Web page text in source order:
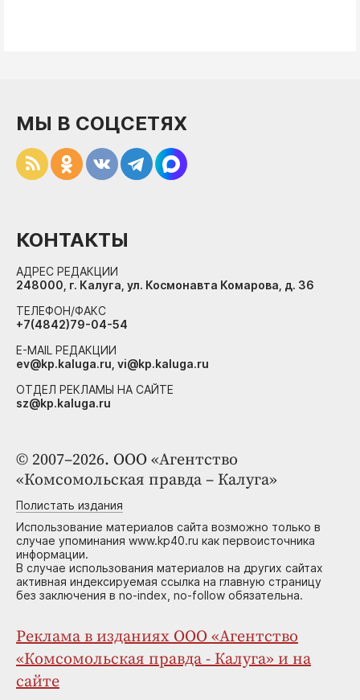
© 2007–2026. ООО «Агентство
«Комсомольская правда – Калуга»
Полистать издания
Использование материалов сайта возможно только в
случае упоминания www.kp40.ru как первоисточника
информации.
В случае использования материалов на других сайтах
активная индексируемая ссылка на главную страницу
без заключения в no-index, no-follow обязательна.
Реклама в изданиях ООО «Агентство
«Комсомольская правда - Калуга» и на
сайте
МЫ В СОЦСЕТЯХ
КОНТАКТЫ
АДРЕС РЕДАКЦИИ
248000, г. Калуга, ул. Космонавта Комарова, д. 36
ТЕЛЕФОН/ФАКС
+7(4842)79-04-54
E-MAIL РЕДАКЦИИ
ev@kp.kaluga.ru, vi@kp.kaluga.ru
ОТДЕЛ РЕКЛАМЫ НА САЙТЕ
sz@kp.kaluga.ru